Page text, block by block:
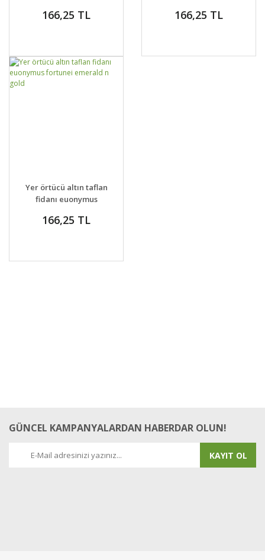
gaiety
166,25 TL 166,25 TL
DETAYLAR
VER
Yer örtücü altın taflan
fidanı euonymus
gold
166,25 TL
GÜNCEL KAMPANYALARDAN HABERDAR OLUN!
KAYIT OL